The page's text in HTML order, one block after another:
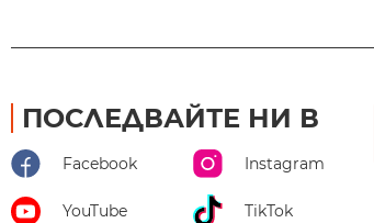
ПОСЛЕДВАЙТЕ НИ В
Facebook Instagram
YouTube TikTok